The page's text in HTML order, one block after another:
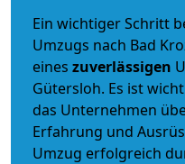
Ein wichtiger Schritt
Umzugs nach Bad
eines zuverlässigen
Gütersloh. Es ist
das Unternehmen
Erfahrung und
Umzug erfolgreich